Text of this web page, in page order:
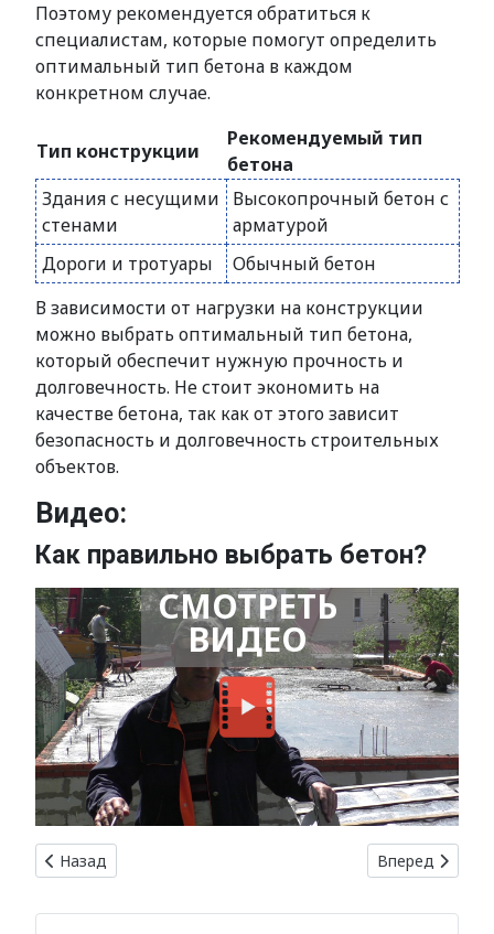
Поэтому рекомендуется обратиться к
специалистам, которые помогут определить
оптимальный тип бетона в каждом
конкретном случае.
Тип конструкции
Рекомендуемый тип
бетона
Здания с несущими
стенами
Высокопрочный бетон с
арматурой
Дороги и тротуары
Обычный бетон
В зависимости от нагрузки на конструкции
можно выбрать оптимальный тип бетона,
который обеспечит нужную прочность и
долговечность. Не стоит экономить на
качестве бетона, так как от этого зависит
безопасность и долговечность строительных
объектов.
Видео:
Как правильно выбрать бетон?
СМОТРЕТЬ
ВИДЕО
Предыдущий: Инновационные технологии в
Назад Следующий:
Вперед